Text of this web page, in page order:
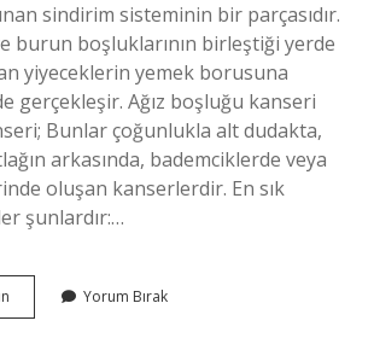
sindirim sisteminin bir parçasıdır.
burun boşluklarının birleştiği yerde
yiyeceklerin yemek borusuna
gerçekleşir. Ağız boşluğu kanseri
Bunlar çoğunlukla alt dudakta,
arkasında, bademciklerde veya
oluşan kanserlerdir. En sık
şunlardır:…
Boşluğu
Yorum Bırak